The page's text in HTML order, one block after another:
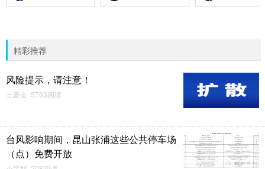
精彩推荐
风险提示，请注意！
土豪金 5703阅读
台风影响期间，昆山张浦这些公共停车场
（点）免费开放